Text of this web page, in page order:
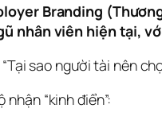
Branding
nhân viên hiện tại,
sao người tài nên
“kinh điển”: